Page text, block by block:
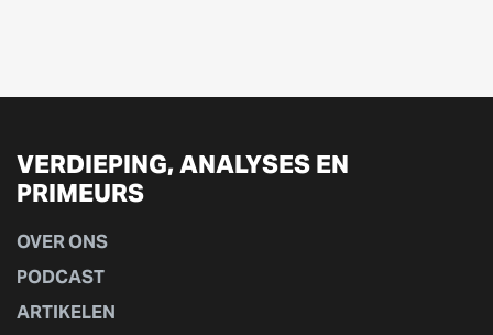
VERDIEPING, ANALYSES EN
PRIMEURS
OVER ONS
PODCAST
ARTIKELEN